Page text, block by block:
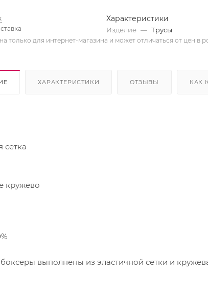
Характеристики
Изделие — Трусы
только для интернет-магазина и может отличаться от цен в
ХАРАКТЕРИСТИКИ ОТЗЫВЫ КАК
сетка
кружево
выполнены из эластичной сетки и